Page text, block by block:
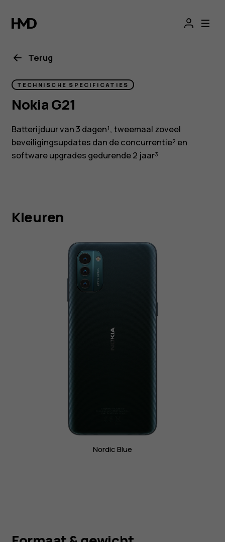
Nokia
G21
smartphone
Terug
TECHNISCHE SPECIFICATIES
Nokia G21
Batterijduur van 3 dagen¹, tweemaal zoveel
beveiligingsupdates dan de concurrentie² en
software upgrades gedurende 2 jaar³
Kleuren
Nordic Blue